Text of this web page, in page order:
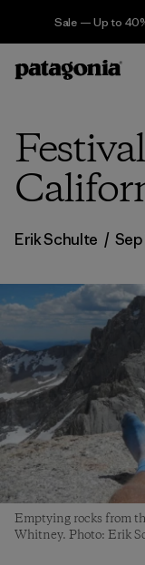
Sale — Up to
Erik Schulte / Sep
Emptying rocks from
Whitney. Photo: Erik